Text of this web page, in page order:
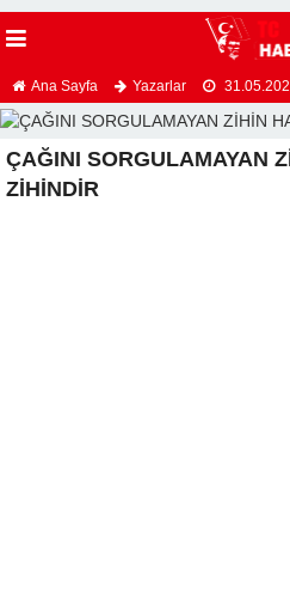
Ana Sayfa Yazarlar
ÇAĞINI SORGULAMAYAN
ZİHİNDİR